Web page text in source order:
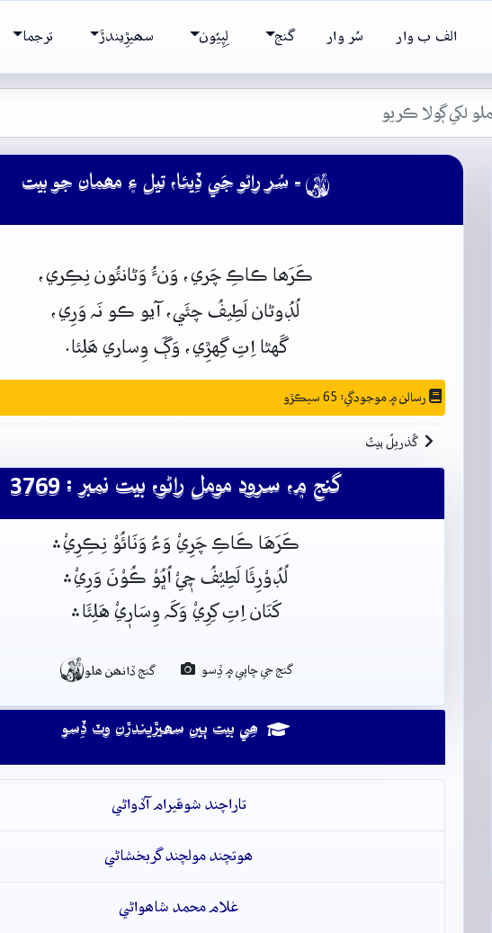
الف ب وار سُر وار گنج لِپِيُون سھيڙِيندڙَ ترجما
 - سُر راڻو جَي ڏِيئا، تيل ۽ مھمان جو بيت
ڪَرَھا ڪاڪِ چَري، وَنءُوَڻانئُون نِڪِري،
لُڊُوڻان لَطِيفُ چئَي، آيو ڪو نَہ وَرِي،
گَهڻا اِتِ گِهڙِي، وَڳَ وِساري ھَلِئا.
رسالن ۾ موجودگي: 65 سيڪڙو
گُذريلُ بيتُ
گنج ۾، سرود مومل راڻو، بيت نمبر : 3769
ڪَرَهَا ڪَاڪِ چَرِيْ وَءُ وَنَائُوْ نِڪِرِيْ﮶
لُڊُوْرِئَا لَطِيْفُ چٖيْ اُڀُوْ ڪُوْنَ وَرِيْ﮶
کَنَان اِتِ کِرِيْ وَکَہ وِسَارٖيْ هَلِئَا﮶
گنج جي ڇاپي ۾ ڏِسو گنج ڏانھن ھلو
ھِي بيت ٻين سھيڙيندڙن وٽ ڏِسو
تاراچند شوقيرام آڏواڻي
ھوتچند مولچند گربخشاڻي
غلام محمد شاھواڻي